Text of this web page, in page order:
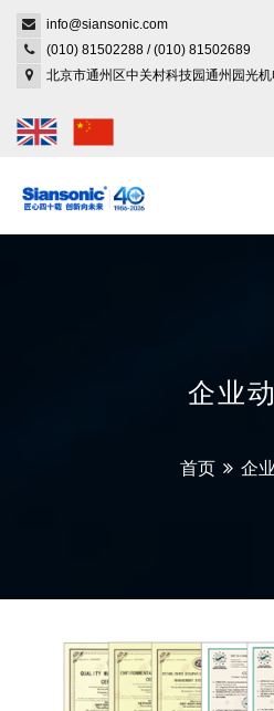
info@siansonic.com
(010) 81502288 /(010) 81502689
北京市通州区中关村科技园通州园光
企业
首页 企